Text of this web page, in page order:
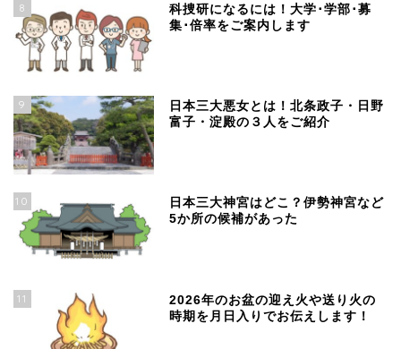
8
科捜研になるには！大学･学部･募
集･倍率をご案内します
9
日本三大悪女とは！北条政子・日野
富子・淀殿の３人をご紹介
10
日本三大神宮はどこ？伊勢神宮など
5か所の候補があった
11
2026年のお盆の迎え火や送り火の
時期を月日入りでお伝えします！